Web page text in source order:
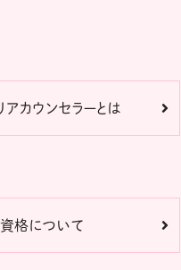
アカウンセラーとは
格について